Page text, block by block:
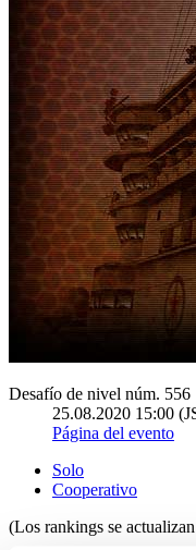
Desafío de nivel núm. 556
25.08.2020 15:00
Página del evento
Solo
Cooperativo
(Los rankings se